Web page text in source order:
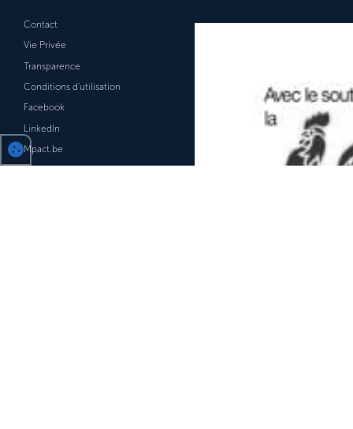
Contact
Vie Privée
Transparence
Conditions d'utilisation
Facebook
LinkedIn
Mpact.be